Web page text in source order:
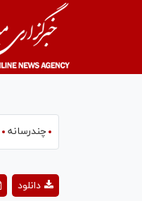
چندرسانه
is
window.
دانلود